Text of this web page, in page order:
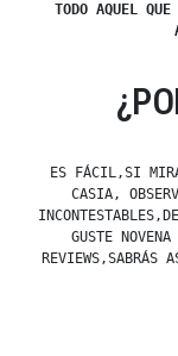
TODO AQUEL
ES FÁCIL,SI
CASIA,
GUSTE
REVIEWS,SABRÁS